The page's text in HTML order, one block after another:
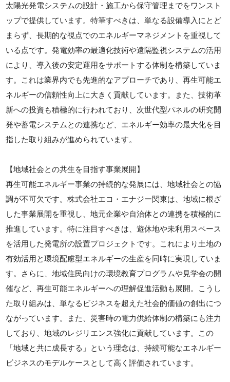
太陽光発電システムの設計・施工から保守管理までをワンスト
ップで提供しています。特筆すべきは、単なる設備導入にとど
まらず、長期的な視点でのエネルギーマネジメントを重視して
いる点です。発電効率の最適化技術や遠隔監視システムの活用
により、導入後の安定運用をサポートする体制を構築していま
す。これは業界内でも先進的なアプローチであり、再生可能エ
ネルギーの信頼性向上に大きく貢献しています。また、技術革
新への投資も積極的に行われており、次世代型パネルの研究開
発や蓄電システムとの連携など、エネルギー効率の最大化を目
指した取り組みが進められています。
【地域社会との共生を目指す事業展開】
再生可能エネルギー事業の持続的な発展には、地域社会との協
調が不可欠です。株式会社エコ・エナジー関東は、地域に根ざ
した事業展開を重視し、地元企業や自治体との連携を積極的に
推進しています。特に注目すべきは、遊休地や未利用スペース
を活用した発電所の設置プロジェクトです。これにより土地の
有効活用と環境配慮型エネルギーの生産を同時に実現していま
す。さらに、地域住民向けの環境教育プログラムや見学会の開
催など、再生可能エネルギーへの理解促進活動も展開。こうし
た取り組みは、単なるビジネスを超えた社会的価値の創出につ
ながっています。また、災害時の電力供給体制の構築にも注力
しており、地域のレジリエンス強化に貢献しています。この
「地域と共に成長する」という理念は、持続可能なエネルギー
ビジネスのモデルケースとして高く評価されています。